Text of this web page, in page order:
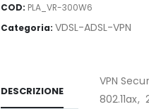
COD: PLA_VR-300W6
Categoria: VDSL-ADSL-VPN
DESCRIZIONE
VPN